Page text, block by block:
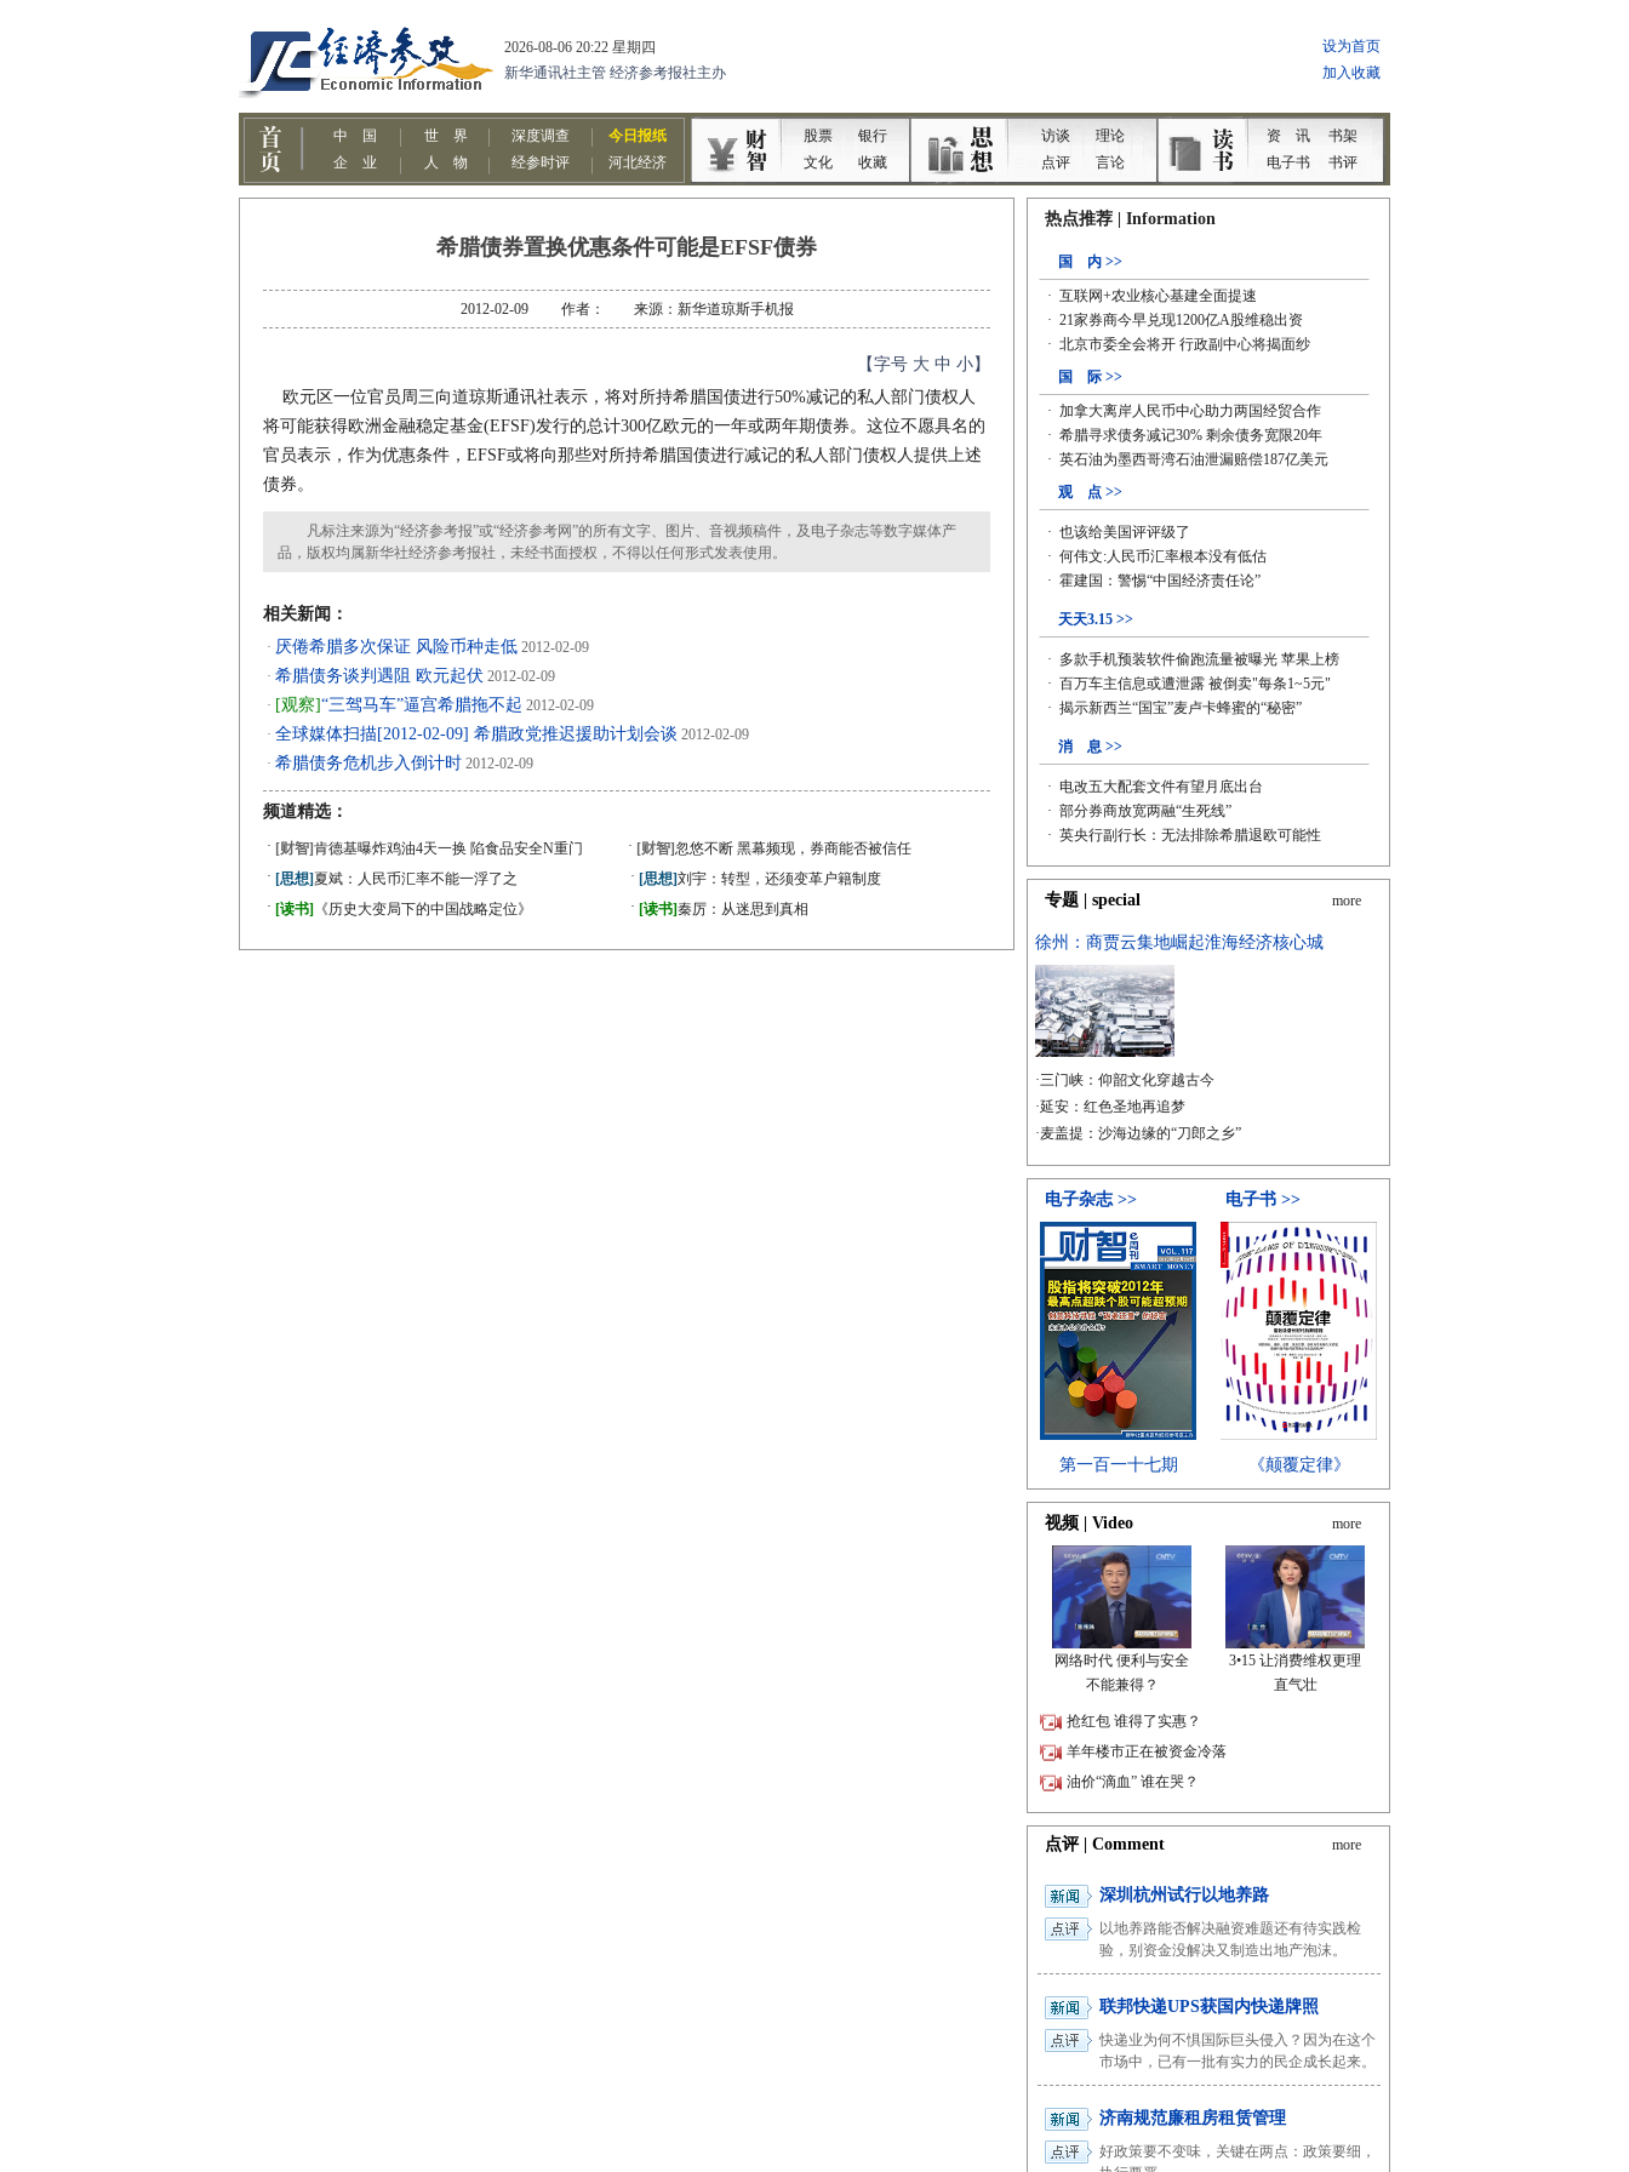
希腊债券置换优惠条件可能是EFSF债券
2012-02-09 作者： 来源：新华道琼斯手机报
【字号 大 中 小】
欧元区一位官员周三向道琼斯通讯社表示，将对所持希腊国债进行50%减记的私人部门债权人
将可能获得欧洲金融稳定基金(EFSF)发行的总计300亿欧元的一年或两年期债券。这位不愿具名的
官员表示，作为优惠条件，EFSF或将向那些对所持希腊国债进行减记的私人部门债权人提供上述
债券。
凡标注来源为“经济参考报”或“经济参考网”的所有文字、图片、音视频稿件，及电子杂志等数字媒体产
品，版权均属新华社经济参考报社，未经书面授权，不得以任何形式发表使用。
相关新闻：
· 厌倦希腊多次保证 风险币种走低 2012-02-09
· 希腊债务谈判遇阻 欧元起伏 2012-02-09
· [观察]“三驾马车”逼宫希腊拖不起 2012-02-09
· 全球媒体扫描[2012-02-09] 希腊政党推迟援助计划会谈 2012-02-09
· 希腊债务危机步入倒计时 2012-02-09
频道精选：
· [财智]肯德基曝炸鸡油4天一换 陷食品安全N重门 · [财智]忽悠不断 黑幕频现，券商能否被信任
· [思想]夏斌：人民币汇率不能一浮了之 · [思想]刘宇：转型，还须变革户籍制度
· [读书] 《历史大变局下的中国战略定位》 · [读书]秦厉：从迷思到真相